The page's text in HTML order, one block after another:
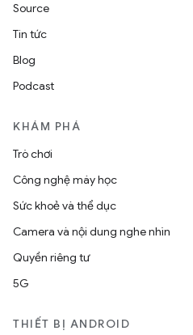
Source
Tin tức
Blog
Podcast
KHÁM PHÁ
Trò chơi
Công nghệ máy học
Sức khoẻ và thể dục
Camera và nội dung nghe nhìn
Quyền riêng tư
5G
THIẾT BỊ ANDROID